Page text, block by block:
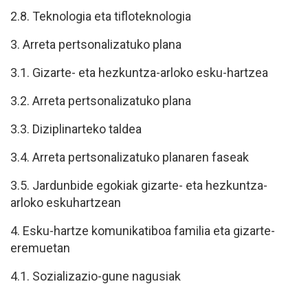
2.8. Teknologia eta tifloteknologia
3. Arreta pertsonalizatuko plana
3.1. Gizarte- eta hezkuntza-arloko esku-hartzea
3.2. Arreta pertsonalizatuko plana
3.3. Diziplinarteko taldea
3.4. Arreta pertsonalizatuko planaren faseak
3.5. Jardunbide egokiak gizarte- eta hezkuntza-
arloko eskuhartzean
4. Esku-hartze komunikatiboa familia eta gizarte-
eremuetan
4.1. Sozializazio-gune nagusiak